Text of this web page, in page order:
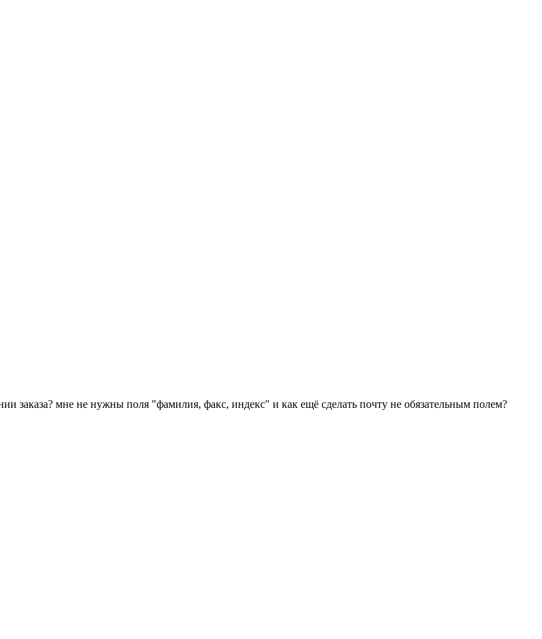
заказа? мне не нужны поля "фамилия, факс, индекс" и как ещё сделать почту не обязательным полем?